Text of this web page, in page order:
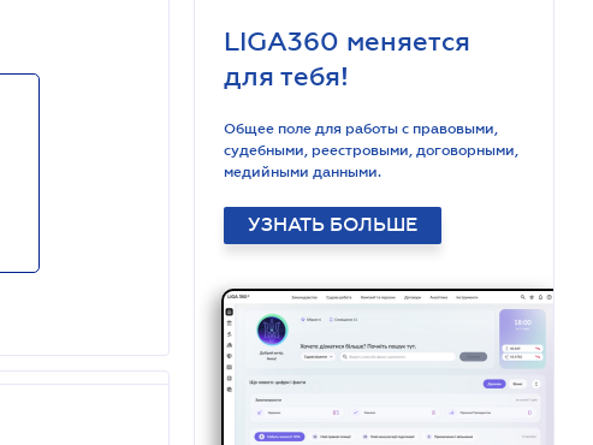
LIGA360 меняется
для тебя!
Общее поле для работы с правовыми,
судебными, реестровыми, договорными,
медийными данными.
УЗНАТЬ БОЛЬШЕ